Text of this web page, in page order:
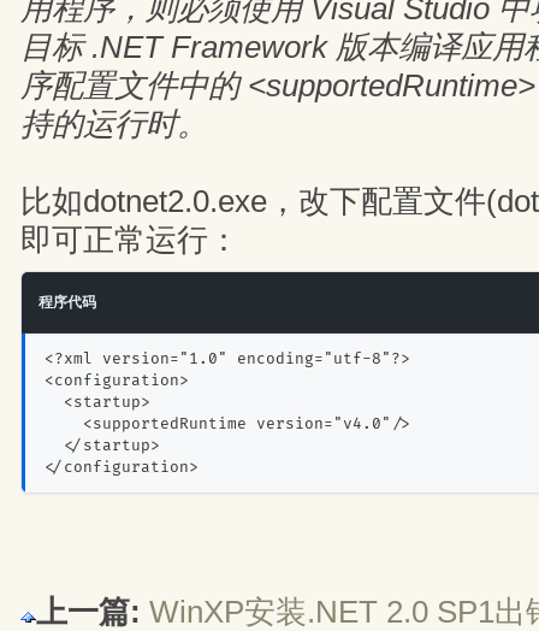
用程序，则必须使用 Visual Studio
目标 .NET Framework 版本编译应用
序配置文件中的
持的运行时。
比如dotnet2.0.exe，改下配置文件
即可正常运行：
程序代码
<?xml version="1.0" encoding="utf-8"?>
<configuration>
<startup>
<supportedRuntime version="v4.0"/>
</startup>
</configuration>
上一篇: WinXP安装.NET 2.0 SP1出